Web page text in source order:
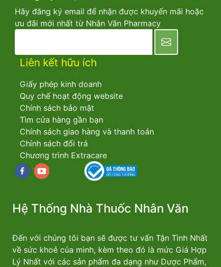
Hãy đăng ký email để nhận được khuyến mãi hoặc
ưu đãi mới nhất từ Nhân Văn Pharmacy
Liên kết hữu ích
Giấy phép kinh doanh
Quy chế hoạt động website
Chính sách bảo mật
Tìm cửa hàng gần bạn
Chính sách giao hàng và thanh toán
Chính sách đổi trả
Chương trình Extracare
Facebookyoutube
Hệ Thống Nhà Thuốc Nhân Văn
Đến với chúng tôi bạn sẽ được tư vấn Tận Tình Nhất
về sức khoẻ của mình, kèm theo đó là mức Giá Hợp
Lý Nhất với các sản phẩm đa dạng như Dược Phẩm,